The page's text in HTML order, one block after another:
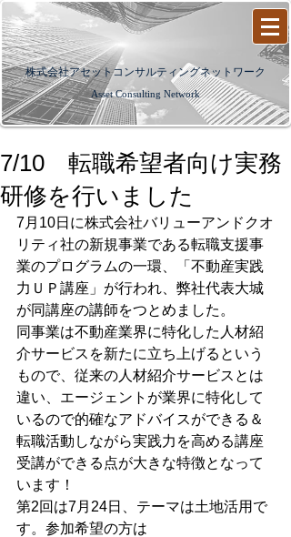
​株式会社アセットコンサルティングネットワーク
Asset Consulting Network
7/10 転職希望者向け実務
研修を行いました
7月10日に株式会社バリューアンドクオ
リティ社の新規事業である転職支援事
業のプログラムの一環、「不動産実践
力ＵＰ講座」が行われ、弊社代表大城
が同講座の講師をつとめました。
同事業は不動産業界に特化した人材紹
介サービスを新たに立ち上げるという
もので、従来の人材紹介サービスとは
違い、エージェントが業界に特化して
いるので的確なアドバイスができる＆
転職活動しながら実践力を高める講座
受講ができる点が大きな特徴となって
います！
第2回は7月24日、テーマは土地活用で
す。参加希望の方は